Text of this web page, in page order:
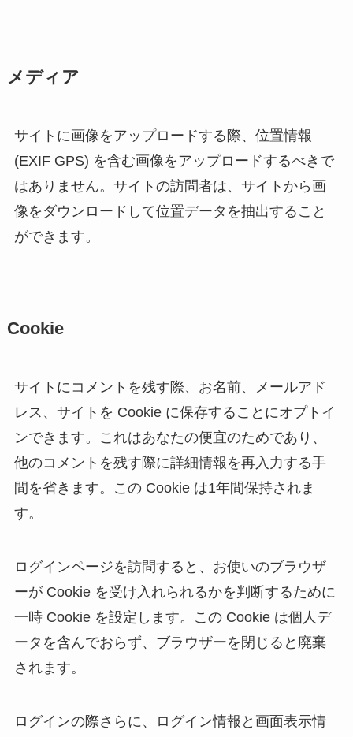
メディア
サイトに画像をアップロードする際、位置情報
(EXIF GPS) を含む画像をアップロードするべきで
はありません。サイトの訪問者は、サイトから画
像をダウンロードして位置データを抽出すること
ができます。
Cookie
サイトにコメントを残す際、お名前、メールアド
レス、サイトを Cookie に保存することにオプトイ
ンできます。これはあなたの便宜のためであり、
他のコメントを残す際に詳細情報を再入力する手
間を省きます。この Cookie は1年間保持されま
す。
ログインページを訪問すると、お使いのブラウザ
ーが Cookie を受け入れられるかを判断するために
一時 Cookie を設定します。この Cookie は個人デ
ータを含んでおらず、ブラウザーを閉じると廃棄
されます。
ログインの際さらに、ログイン情報と画面表示情